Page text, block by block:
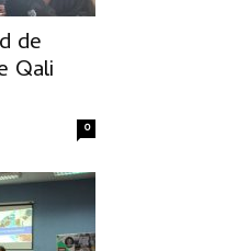
de
Qali
0